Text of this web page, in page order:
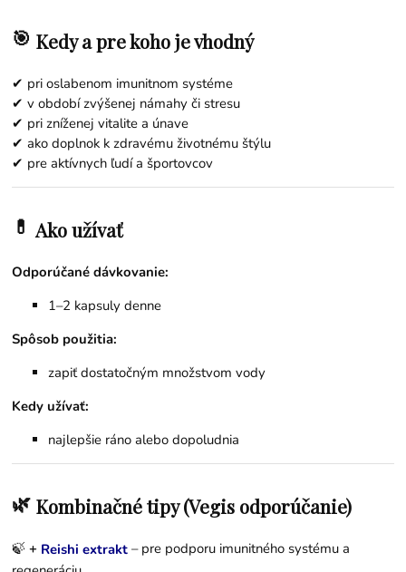
🎯 Kedy a pre koho je vhodný
✔ pri oslabenom imunitnom systéme
✔ v období zvýšenej námahy či stresu
✔ pri zníženej vitalite a únave
✔ ako doplnok k zdravému životnému štýlu
✔ pre aktívnych ľudí a športovcov
💊 Ako užívať
Odporúčané dávkovanie:
1–2 kapsuly denne
Spôsob použitia:
zapiť dostatočným množstvom vody
Kedy užívať:
najlepšie ráno alebo dopoludnia
🌿 Kombinačné tipy (Vegis odporúčanie)
🍃+ Reishi extrakt – pre podporu imunitného systému a